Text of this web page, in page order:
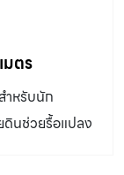
ผมว่าเป็น
แบบสวนได้
ณพ่อ
จุดเริ่มต้น
การหลักของ
ตร
ำหรับนัก
นช่วยรื้อแปลง